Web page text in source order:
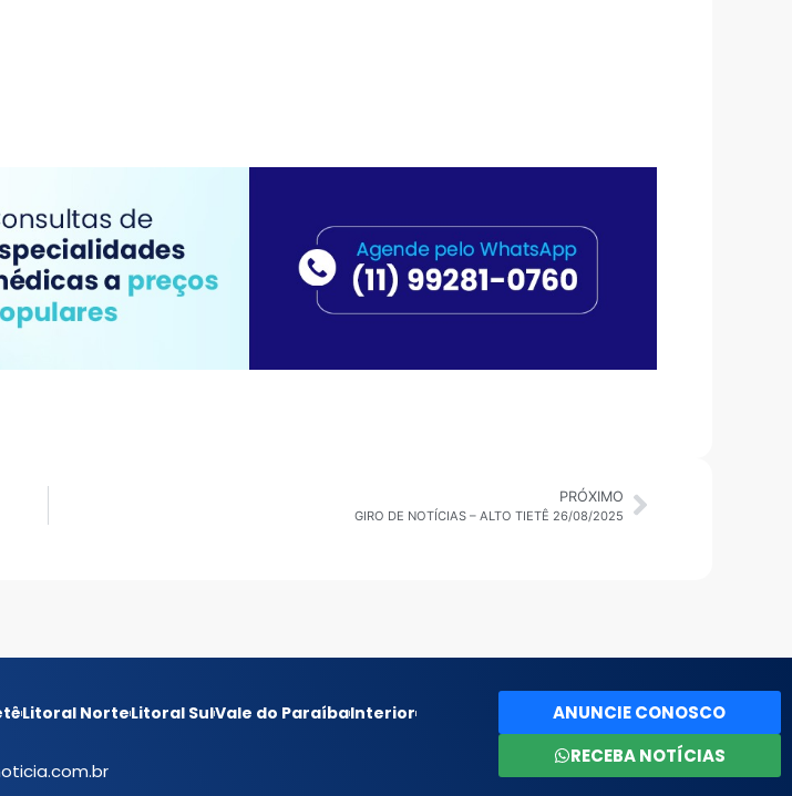
PRÓXIMO
GIRO DE NOTÍCIAS – ALTO TIETÊ 26/08/2025
Litoral NorteLitoral SulVale do ParaíbaInterior
ANUNCIE CONOSCO
RECEBA NOTÍCIAS